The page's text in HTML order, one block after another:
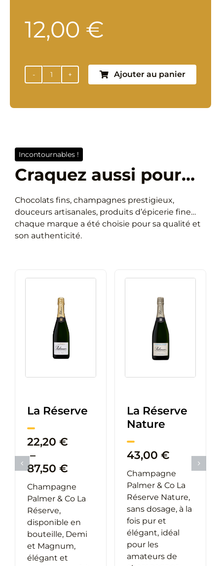
12,00 €
quantité
–
Boîte
Métal
90g
Ajouter au panier
Incontournables !
Craquez aussi pour…
Chocolats fins, champagnes prestigieux,
douceurs artisanales, produits d’épicerie fine…
chaque marque a été choisie pour sa qualité et
son authenticité.
La Réserve
22,20 €
–
87,50 €Plage
prix :
à
87,50 €
Champagne
Palmer & Co La
Réserve,
disponible en
bouteille, Demi
et Magnum,
élégant et
La Réserve
Nature
43,00 €
Champagne
Palmer & Co La
Réserve Nature,
sans dosage, à la
fois pur et
élégant, idéal
pour les
amateurs de